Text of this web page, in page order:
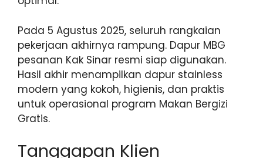
Pada 5 Agustus 2025, seluruh rangkaian
pekerjaan akhirnya rampung. Dapur MBG
pesanan Kak Sinar resmi siap digunakan.
Hasil akhir menampilkan dapur stainless
modern yang kokoh, higienis, dan praktis
untuk operasional program Makan Bergizi
Gratis.
Tanggapan Klien